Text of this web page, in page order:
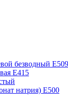
безводный Е509
Е415
натрия) Е500